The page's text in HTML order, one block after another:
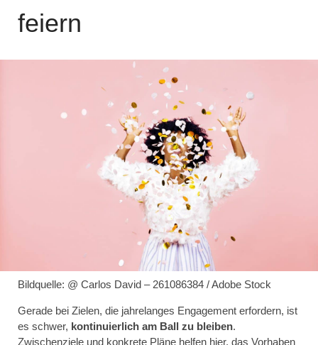
feiern
Bildquelle: @ Carlos David – 261086384 / Adobe Stock
Gerade bei Zielen, die jahrelanges Engagement erfordern, ist
es schwer, kontinuierlich am Ball zu bleiben.
Zwischenziele und konkrete Pläne helfen hier, das Vorhaben